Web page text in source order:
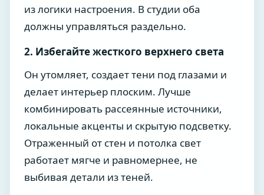
из логики настроения. В студии оба
должны управляться раздельно.
2. Избегайте жесткого верхнего света
Он утомляет, создает тени под глазами и
делает интерьер плоским. Лучше
комбинировать рассеянные источники,
локальные акценты и скрытую подсветку.
Отраженный от стен и потолка свет
работает мягче и равномернее, не
выбивая детали из теней.